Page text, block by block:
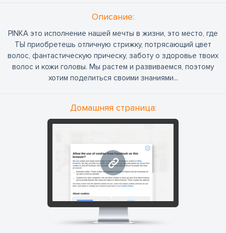
Oписание:
PINKA это исполнение нашей мечты в жизни, это место, где
ТЫ приобретешь отличную стрижку, потрясающий цвет
волос, фантастическую прическу, заботу о здоровье твоих
волос и кожи головы. Мы растем и развиваемся, поэтому
хотим поделиться своими знаниями...
Домашняя страница:
www.pinkastudio.lv